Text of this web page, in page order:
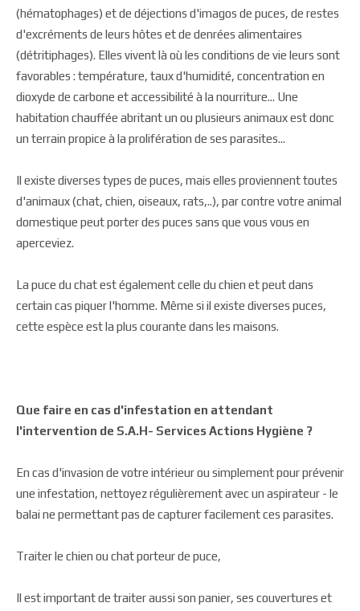
(hématophages) et de déjections d'imagos de puces, de restes
d'excréments de leurs hôtes et de denrées alimentaires
(détritiphages). Elles vivent là où les conditions de vie leurs sont
favorables : température, taux d'humidité, concentration en
dioxyde de carbone et accessibilité à la nourriture... Une
habitation chauffée abritant un ou plusieurs animaux est donc
un terrain propice à la prolifération de ses parasites...
Il existe diverses types de puces, mais elles proviennent toutes
d'animaux (chat, chien, oiseaux, rats,..), par contre votre animal
domestique peut porter des puces sans que vous vous en
aperceviez.
La puce du chat est également celle du chien et peut dans
certain cas piquer l'homme. Même si il existe diverses puces,
cette espèce est la plus courante dans les maisons.
Que faire en cas d'infestation en attendant
l'intervention de S.A.H- Services Actions Hygiène ?
En cas d'invasion de votre intérieur ou simplement pour prévenir
une infestation, nettoyez régulièrement avec un aspirateur - le
balai ne permettant pas de capturer facilement ces parasites.
Traiter le chien ou chat porteur de puce,
Il est important de traiter aussi son panier, ses couvertures et